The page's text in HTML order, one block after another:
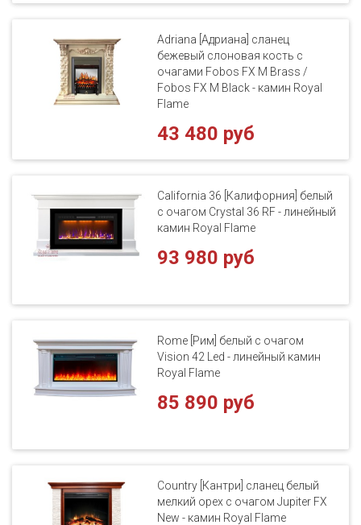
Adriana [Адриана] сланец
бежевый слоновая кость с
очагами Fobos FX M Brass /
Fobos FX M Black - камин Royal
Flame
43 480 руб
California 36 [Калифорния] белый
с очагом Crystal 36 RF - линейный
камин Royal Flame
93 980 руб
Rome [Рим] белый с очагом
Vision 42 Led - линейный камин
Royal Flame
85 890 руб
Country [Кантри] сланец белый
мелкий орех с очагом Jupiter FX
New - камин Royal Flame